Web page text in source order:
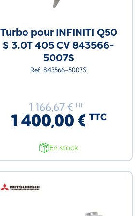
Turbo pour INFINITI Q50
S 3.0T 405 CV 843566-
5007S
Ref. 843566-5007S
1 166,67 € HT
1 400,00 € TTC
En stock